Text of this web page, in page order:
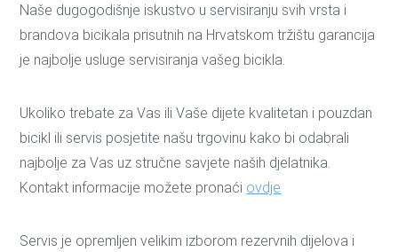
Naše dugogodišnje iskustvo u servisiranju svih vrsta i
brandova bicikala prisutnih na Hrvatskom tržištu garancija
je najbolje usluge servisiranja vašeg bicikla.
Ukoliko trebate za Vas ili Vaše dijete kvalitetan i pouzdan
bicikl ili servis posjetite našu trgovinu kako bi odabrali
najbolje za Vas uz stručne savjete naših djelatnika.
Kontakt informacije možete pronaći ovdje
Servis je opremljen velikim izborom rezervnih dijelova i